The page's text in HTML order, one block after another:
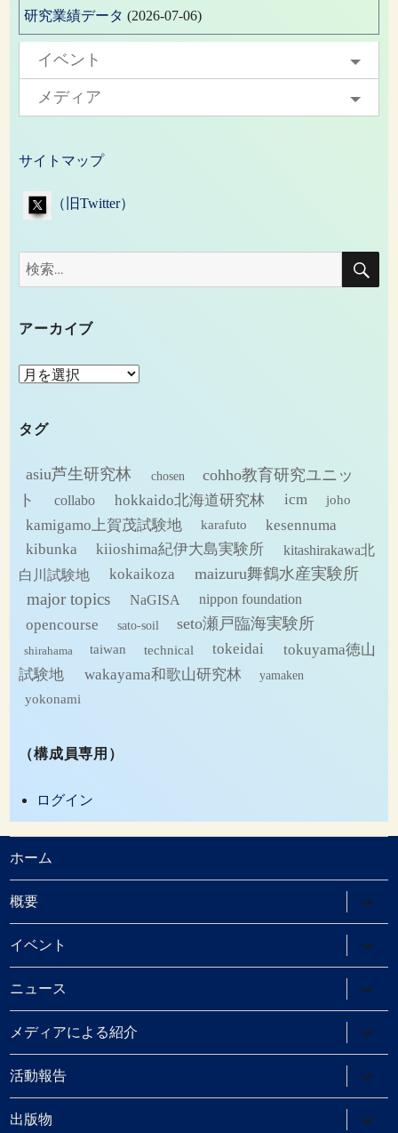
研究業績データ (2026-07-06)
イベント
メディア
サイトマップ
（旧Twitter）
検
索:
検
アーカイブ
ア
カ
ブ
タグ
asiu芦生研究林 chosen
cohho教育研究ユニッ
ト
collabo hokkaido北海道研究林 icm joho
kamigamo上賀茂試験地 karafuto
kesennuma
kibunka
kiioshima紀伊大島実験所
kitashirakawa北
白川試験地
kokaikoza maizuru舞鶴水産実験所
major topics NaGISA nippon foundation
opencourse sato-soil seto瀬戸臨海実験所
shirahama taiwan technical tokeidai
tokuyama徳山
試験地
wakayama和歌山研究林
yamaken
yokonami
（構成員専用）
ログイン
ホーム
概要
ブ
メ
ニ
ュ
ー
を
展
開
イベント
ブ
メ
ニ
ュ
ー
を
展
開
ニュース
ブ
メ
ニ
ュ
ー
を
展
開
メディアによる紹介
ブ
メ
ニ
ュ
ー
を
展
活動報告
ブ
メ
ニ
ュ
出版物
ブ